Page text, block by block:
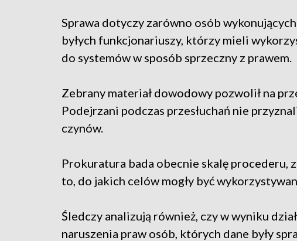
Sprawa dotyczy zarówno osób
byłych funkcjonariuszy, którzy mieli
do systemów w sposób sprzeczny z prawem.
Zebrany materiał dowodowy pozwolił na
Podejrzani podczas przesłuchań nie
czynów.
Prokuratura bada obecnie skalę procederu,
to, do jakich celów mogły być
Śledczy analizują również, czy w wyniku
naruszenia praw osób, których dane były